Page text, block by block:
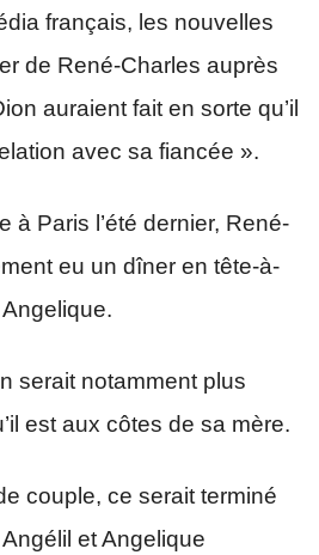
français, les nouvelles
de René-Charles auprès
auraient fait en sorte qu’il
avec sa fiancée ».
à Paris l’été dernier, René-
eu un dîner en tête-à-
serait notamment plus
est aux côtes de sa mère.
couple, ce serait terminé
et Angelique